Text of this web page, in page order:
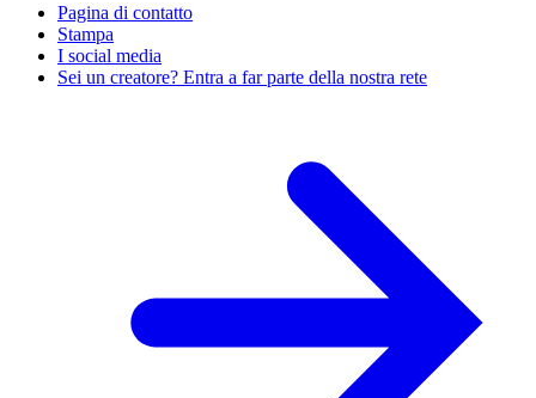
Pagina di contatto
Stampa
I social media
Sei un creatore? Entra a far parte della nostra rete